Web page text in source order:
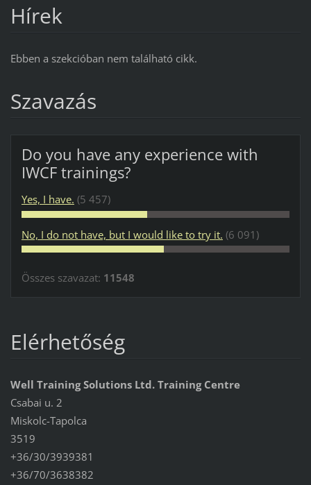
Hírek
Ebben a szekcióban nem található cikk.
Szavazás
Do you have any experience with
IWCF trainings?
Yes, I have. (5 457)
No, I do not have, but I would like to try it. (6 091)
Összes szavazat: 11548
Elérhetőség
Well Training Solutions Ltd. Training Centre
Csabai u. 2
Miskolc-Tapolca
3519
+36/30/3939381
+36/70/3638382